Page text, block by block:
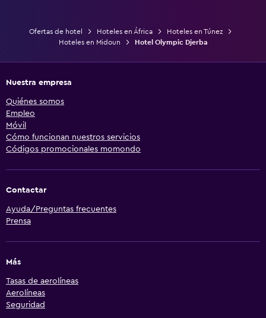
Ofertas de hotel Hoteles en África
Hoteles en Túnez
Hoteles en Midoun
Hotel Olympic Djerba
Nuestra empresa
Quiénes somos
Empleo
Móvil
Cómo funcionan nuestros servicios
Códigos promocionales momondo
Contactar
Ayuda/Preguntas frecuentes
Prensa
Más
Tasas de aerolíneas
Aerolíneas
Seguridad